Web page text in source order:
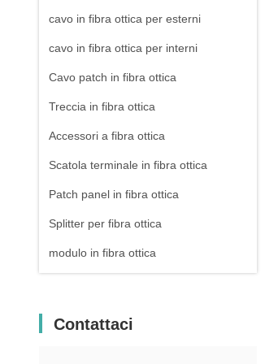
cavo in fibra ottica per esterni
cavo in fibra ottica per interni
Cavo patch in fibra ottica
Treccia in fibra ottica
Accessori a fibra ottica
Scatola terminale in fibra ottica
Patch panel in fibra ottica
Splitter per fibra ottica
modulo in fibra ottica
Contattaci